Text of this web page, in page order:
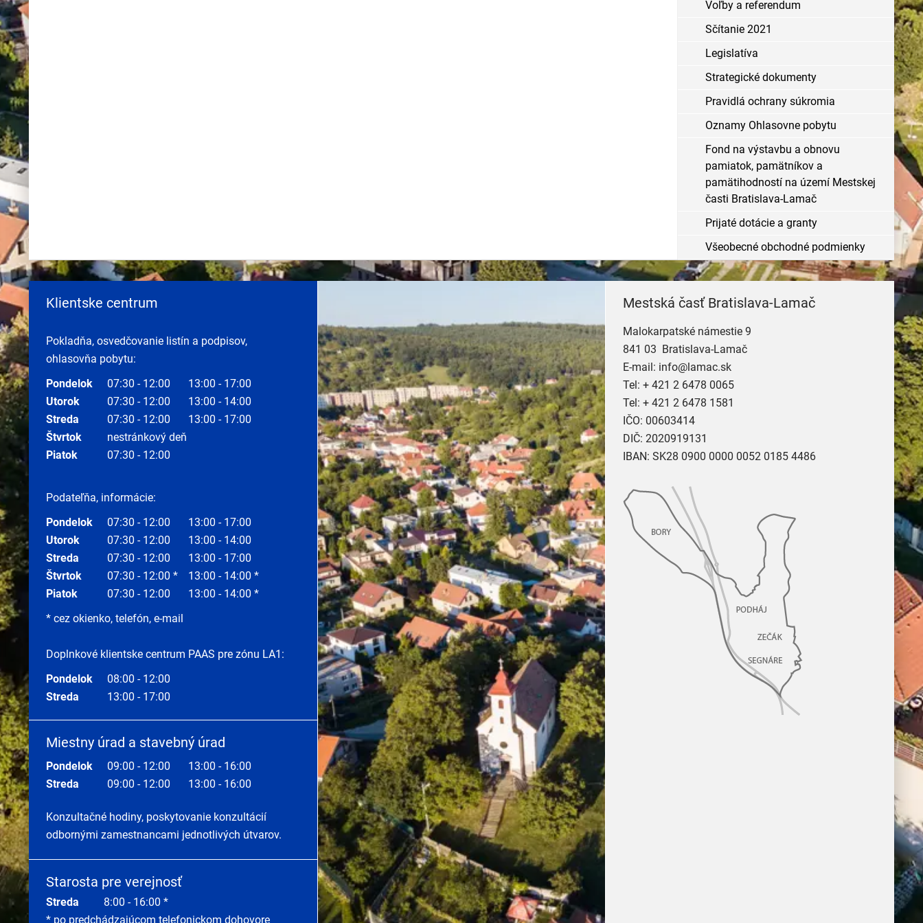
Voľby a referendum
Sčítanie 2021
Legislatíva
Strategické dokumenty
Pravidlá ochrany súkromia
Oznamy Ohlasovne pobytu
Fond na výstavbu a obnovu
pamiatok, pamätníkov a
pamätihodností na území Mestskej
časti Bratislava-Lamač
Prijaté dotácie a granty
Všeobecné obchodné podmienky
Klientske centrum
Pokladňa, osvedčovanie listín a podpisov,
ohlasovňa pobytu:
Pondelok
07:30 - 12:00
13:00 - 17:00
Utorok
07:30 - 12:00
13:00 - 14:00
Streda
07:30 - 12:00
13:00 - 17:00
Štvrtok
nestránkový deň
Piatok
07:30 - 12:00
Podateľňa, informácie:
Pondelok
07:30 - 12:00
13:00 - 17:00
Utorok
07:30 - 12:00
13:00 - 14:00
Streda
07:30 - 12:00
13:00 - 17:00
Štvrtok
07:30 - 12:00 *
13:00 - 14:00 *
Piatok
07:30 - 12:00
13:00 - 14:00 *
* cez okienko, telefón, e-mail
Doplnkové klientske centrum PAAS pre zónu LA1:
Pondelok
08:00 - 12:00
Streda
13:00 - 17:00
Miestny úrad a stavebný úrad
Pondelok 09:00 - 12:00
13:00 - 16:00
Streda
09:00 - 12:00 13:00 - 16:00
Konzultačné hodiny, poskytovanie konzultácií
odbornými zamestnancami jednotlivých útvarov.
Starosta pre verejnosť
Streda 8:00 - 16:00 *
* po predchádzajúcom telefonickom dohovore
Mestská časť Bratislava-Lamač
Malokarpatské námestie 9
841 03 Bratislava-Lamač
E-mail: info@lamac.sk
Tel:+ 421 2 6478 0065
Tel:+ 421 2 6478 1581
IČO: 00603414
DIČ: 2020919131
IBAN: SK28 0900 0000 0052 0185 4486